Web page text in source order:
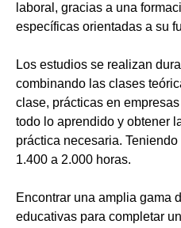
laboral, gracias a una
específicas orientadas a su
Los estudios se realizan
combinando las clases
clase, prácticas en
todo lo aprendido y obtener
práctica necesaria.
1.400 a 2.000 horas.
Encontrar una amplia gama
educativas para completar